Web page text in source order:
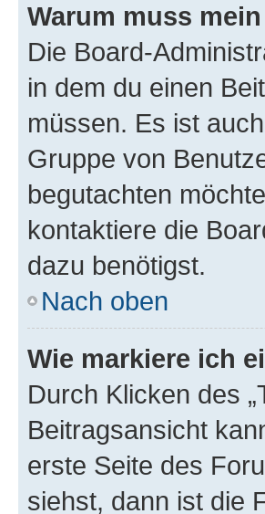
Warum muss
Die Board-
in dem du einen
müssen. Es ist
Gruppe von
begutachten
kontaktiere die
dazu benötigst.
Nach oben
Wie markiere ich
Durch Klicken des
Beitragsansicht
erste Seite des
siehst, dann ist die